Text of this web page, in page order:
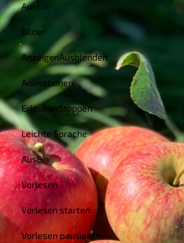
AusEin
Bilder
AnzeigenAusblenden
Animationen
ErlaubenStoppen
Leichte Sprache
AusEin
Vorlesen
Vorlesen starten
Vorlesen pausieren